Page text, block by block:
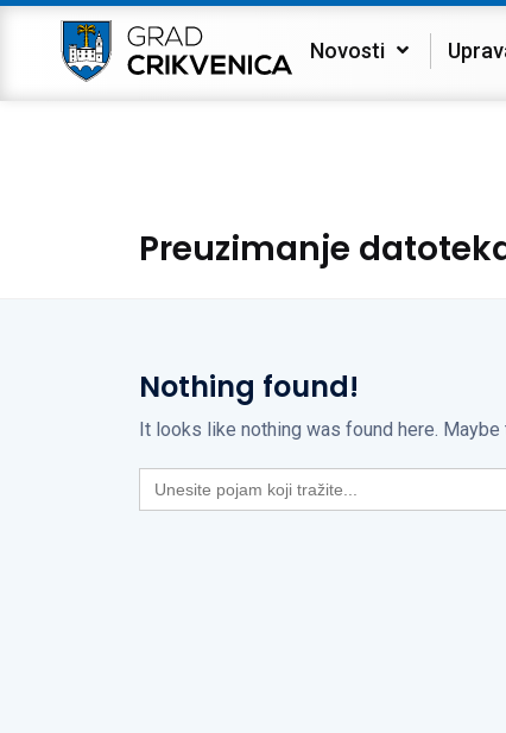
Novosti
Preuzimanje
Nothing found!
It looks like nothing was found here. Maybe
Search
for: